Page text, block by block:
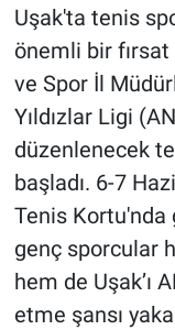
Uşak'ta tenis
önemli bir fırsat
ve Spor İl
Yıldızlar Ligi
düzenlenecek
başladı. 6-7
Tenis
genç sporcular
hem de Uşak’ı
etme şansı